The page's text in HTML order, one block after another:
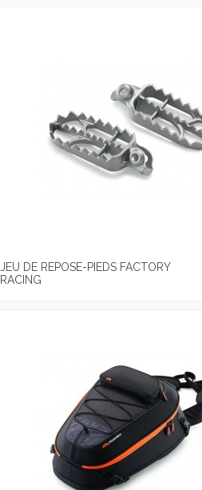
JEU DE REPOSE-PIEDS FACTORY
RACING